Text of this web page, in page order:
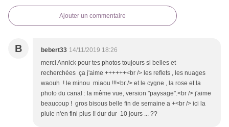
Ajouter un commentaire
B bebert33 14/11/2019 18:26
merci Annick pour tes photos toujours si belles et
recherchées ça j'aime ++++++<br /> les reflets , les nuages
waouh ! le minou miaou !!!<br /> et le cygne , la rose et la
photo du canal : la même vue, version "paysage".<br /> j'aime
beaucoup ! gros bisous belle fin de semaine a +<br /> ici la
pluie n'en fini plus !! dur dur 10 jours ... ??